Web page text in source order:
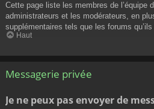
Cette page liste les membres de l’équipe
administrateurs et les modérateurs, en
supplémentaires tels que les forums qu’ils
Haut
Messagerie privée
Je ne peux pas envoyer de